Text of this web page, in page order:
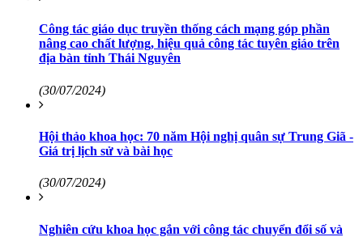
Công tác giáo dục truyền thống cách mạng góp phần
nâng cao chất lượng, hiệu quả công tác tuyên giáo trên
địa bàn tỉnh Thái Nguyên
(30/07/2024)
Hội thảo khoa học: 70 năm Hội nghị quân sự Trung Giã -
Giá trị lịch sử và bài học
(30/07/2024)
Nghiên cứu khoa học gắn với công tác chuyển đổi số và